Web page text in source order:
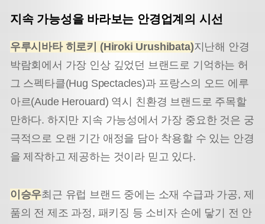
지속 가능성을 바라보는 안경업계의 시선
우루시바타 히로키 (Hiroki Urushibata)지난해 안경
박람회에서 가장 인상 깊었던 브랜드로 기억하는 허
그 스펙타클(Hug Spectacles)과 프랑스의 오드 에루
아르(Aude Herouard) 역시 친환경 브랜드로 주목할
만하다. 하지만 지속 가능성에서 가장 중요한 것은 궁
극적으로 오랜 기간 애정을 담아 착용할 수 있는 안경
을 제작하고 제공하는 것이라 믿고 있다.
이승우최근 유럽 브랜드 중에는 소재 수급과 가공, 제
품의 전 제조 과정, 패키징 등 소비자 손에 닿기 전 안